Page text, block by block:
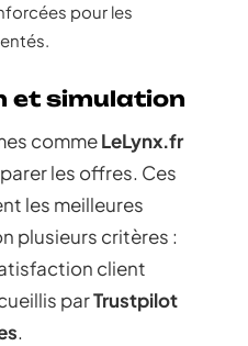
pour les
et simulation
commeLeLynx.fr
les offres. Ces
les meilleures
plusieurs critères :
client
parTrustpilot
.